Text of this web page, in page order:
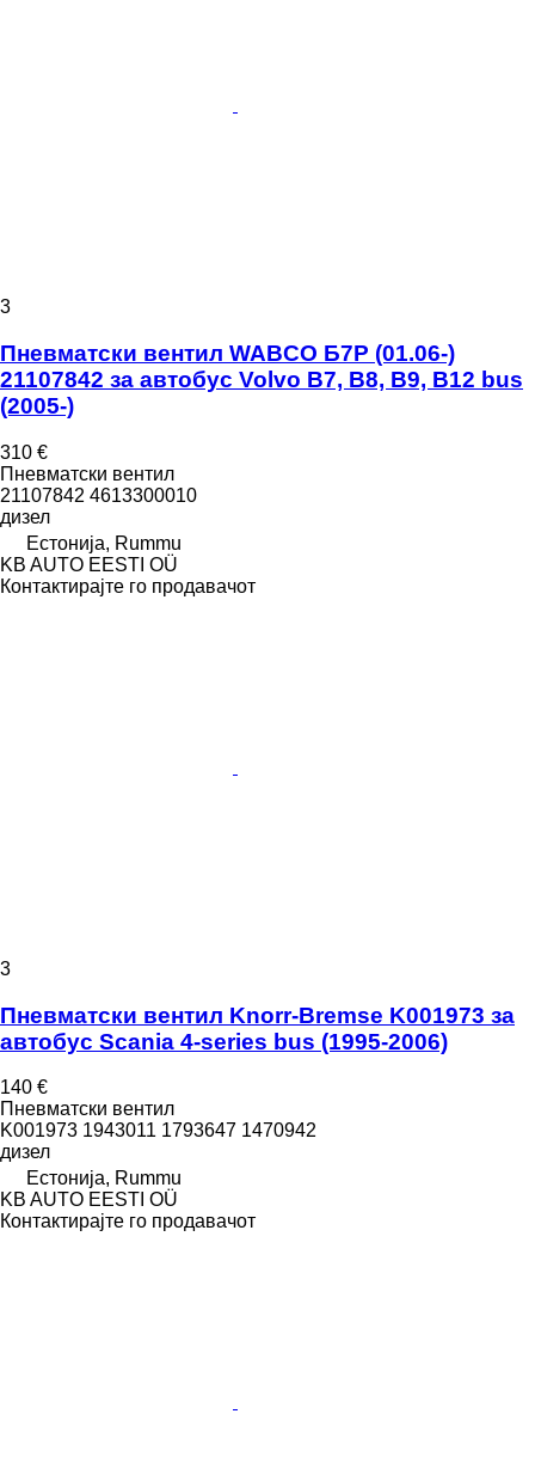
3
Пневматски вентил WABCO Б7Р (01.06-)
21107842 за автобус Volvo B7, B8, B9, B12 bus
(2005-)
310 €
Пневматски вентил
21107842 4613300010
дизел
Естонија, Rummu
KB AUTO EESTI OÜ
Контактирајте го продавачот
3
Пневматски вентил Knorr-Bremse K001973 за
автобус Scania 4-series bus (1995-2006)
140 €
Пневматски вентил
K001973 1943011 1793647 1470942
дизел
Естонија, Rummu
KB AUTO EESTI OÜ
Контактирајте го продавачот